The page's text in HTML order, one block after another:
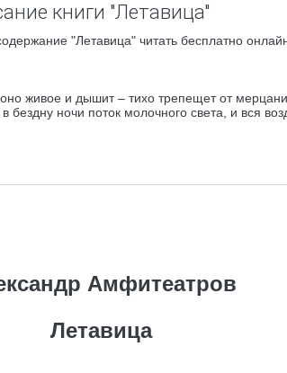
книги "Летавица"
"Летавица" читать бесплатно
живое и дышит – тихо трепещет от
бездну ночи поток молочного света, и вся
Амфитеатров
Летавица